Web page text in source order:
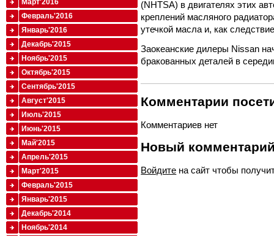
(NHTSA) в двигателях этих
креплений масляного
утечкой масла и, как
Заокеанские дилеры Nissan
бракованных деталей в
Комментарии
Комментариев нет
Новый
Войдите на сайт чтобы
Март'2016
Февраль'2016
Январь'2016
Декабрь'2015
Ноябрь'2015
Октябрь'2015
Сентябрь'2015
Август'2015
Июль'2015
Июнь'2015
Май'2015
Апрель'2015
Март'2015
Февраль'2015
Январь'2015
Декабрь'2014
Ноябрь'2014